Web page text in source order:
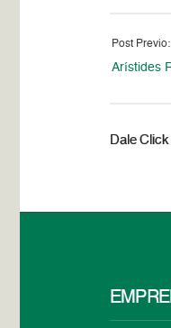
Post Previo:
Arístides
Dale